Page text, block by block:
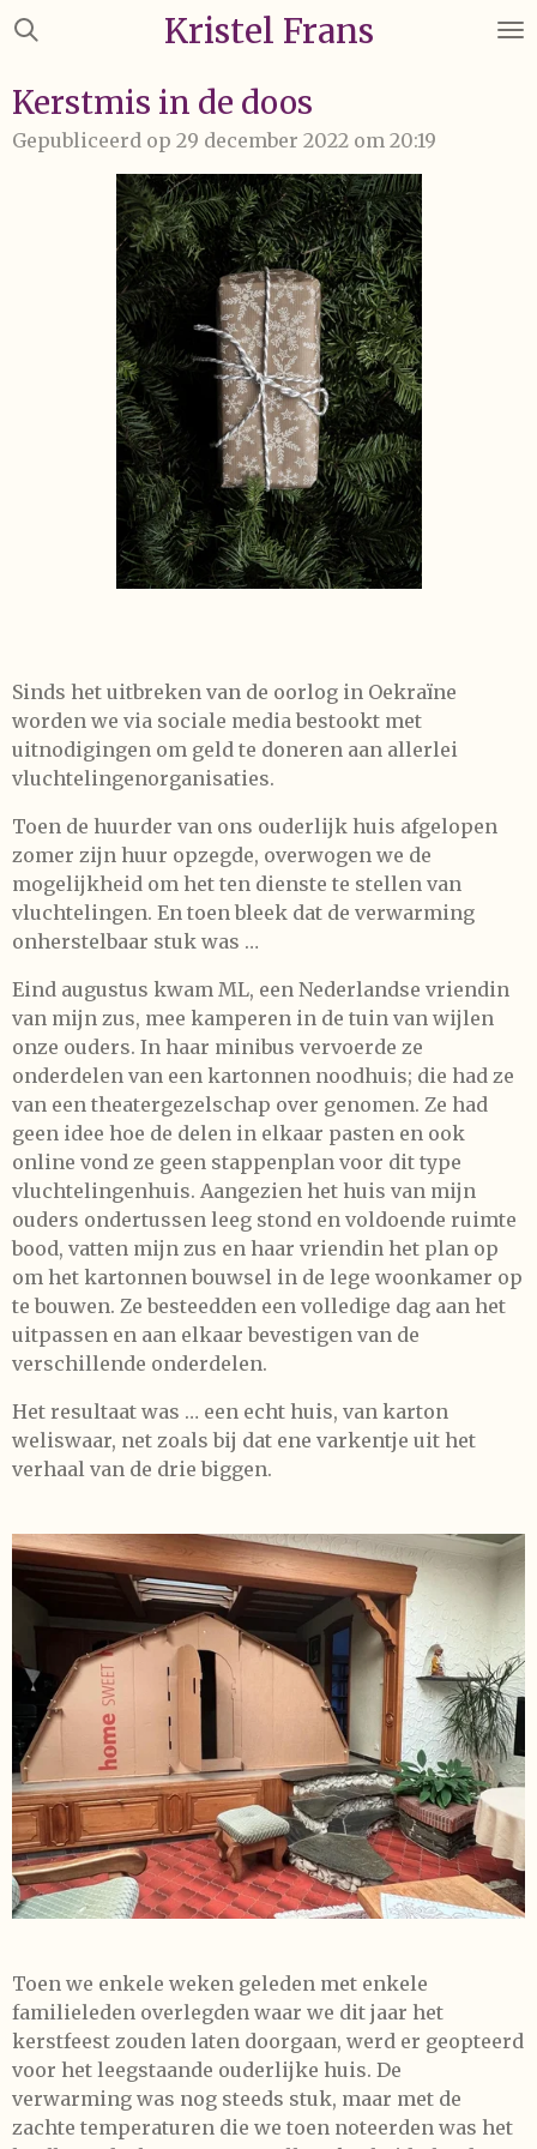
Ga
de
hoofdinhoud
Kristel Frans
Kerstmis in de doos
Gepubliceerd op 29 december 2022 om 20:19
Sinds het uitbreken van de oorlog in Oekraïne
worden we via sociale media bestookt met
uitnodigingen om geld te doneren aan allerlei
vluchtelingenorganisaties.
Toen de huurder van ons ouderlijk huis afgelopen
zomer zijn huur opzegde, overwogen we de
mogelijkheid om het ten dienste te stellen van
vluchtelingen. En toen bleek dat de verwarming
onherstelbaar stuk was …
Eind augustus kwam ML, een Nederlandse vriendin
van mijn zus, mee kamperen in de tuin van wijlen
onze ouders. In haar minibus vervoerde ze
onderdelen van een kartonnen noodhuis; die had ze
van een theatergezelschap over genomen. Ze had
geen idee hoe de delen in elkaar pasten en ook
online vond ze geen stappenplan voor dit type
vluchtelingenhuis. Aangezien het huis van mijn
ouders ondertussen leeg stond en voldoende ruimte
bood, vatten mijn zus en haar vriendin het plan op
om het kartonnen bouwsel in de lege woonkamer op
te bouwen. Ze besteedden een volledige dag aan het
uitpassen en aan elkaar bevestigen van de
verschillende onderdelen.
Het resultaat was … een echt huis, van karton
weliswaar, net zoals bij dat ene varkentje uit het
verhaal van de drie biggen.
Toen we enkele weken geleden met enkele
familieleden overlegden waar we dit jaar het
kerstfeest zouden laten doorgaan, werd er geopteerd
voor het leegstaande ouderlijke huis. De
verwarming was nog steeds stuk, maar met de
zachte temperaturen die we toen noteerden was het